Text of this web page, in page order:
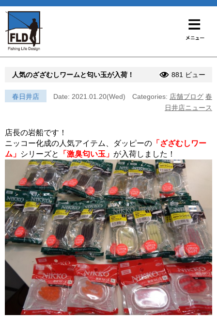
人気のざざむしワームと匂い玉が入荷！ 881 ビュー
春日井店 Date: 2021.01.20(Wed) Categories: 店舗ブログ 春
日井店ニュース
店長の岩船です！
ニッコー化成の人気アイテム、ダッピーの 「ざざむしワー
ム」 シリーズと 「激臭匂い玉」 が入荷しました！